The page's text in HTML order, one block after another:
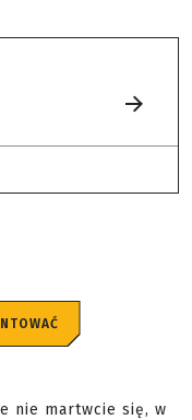
nie martwcie się, w